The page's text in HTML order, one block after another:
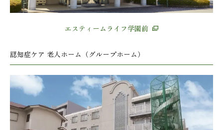
エスティームライフ学園前
認知症ケア 老人ホーム（グループホーム）